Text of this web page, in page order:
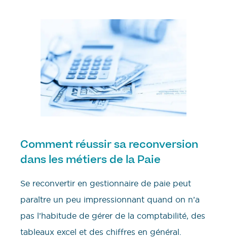
Comment réussir sa reconversion
dans les métiers de la Paie
Se reconvertir en gestionnaire de paie peut
paraître un peu impressionnant quand on n’a
pas l’habitude de gérer de la comptabilité, des
tableaux excel et des chiffres en général.